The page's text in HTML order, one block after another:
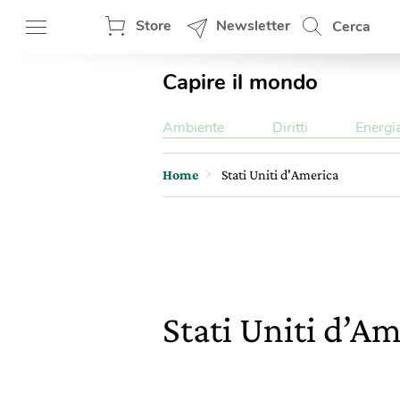
Store Newsletter Cerca
Capire il mondo
Ambiente Diritti
Home Stati Uniti d'America
Stati Uniti